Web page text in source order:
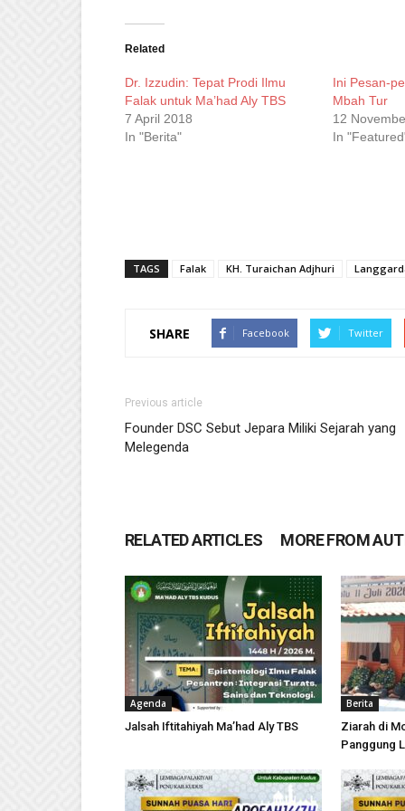
(Opens
new
Related
Dr. Izzudin: Tepat Prodi Ilmu
Falak untuk Ma’had Aly TBS
7 April 2018
In "Berita"
Ini Pesan-
Mbah Tur
12
In
TAGS Falak KH. Turaichan Adjhuri
SHARE Facebook Twitter
Previous article
Founder DSC Sebut Jepara Miliki Sejarah yang
Melegenda
RELATED ARTICLES MORE FROM
Agenda
Jalsah Iftitahiyah Ma’had Aly TBS
Berita
Ziarah di
Panggung